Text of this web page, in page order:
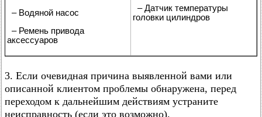
– Водяной насос
– Ремень привода
аксессуаров
– Датчик температуры
головки цилиндров
3. Если очевидная причина выявленной вами или
описанной клиентом проблемы обнаружена, перед
переходом к дальнейшим действиям устраните
неисправность (если это возможно).